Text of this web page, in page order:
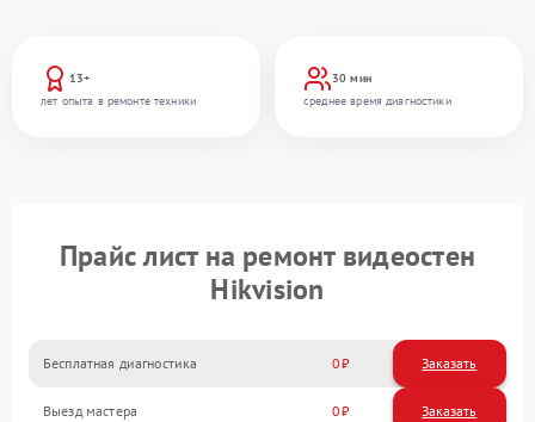
13+
лет опыта в ремонте техники
30 мин
среднее время диагностики
Прайс лист на ремонт видеостен
Hikvision
Бесплатная диагностика 0 Заказать
Выезд мастера 0 Заказать